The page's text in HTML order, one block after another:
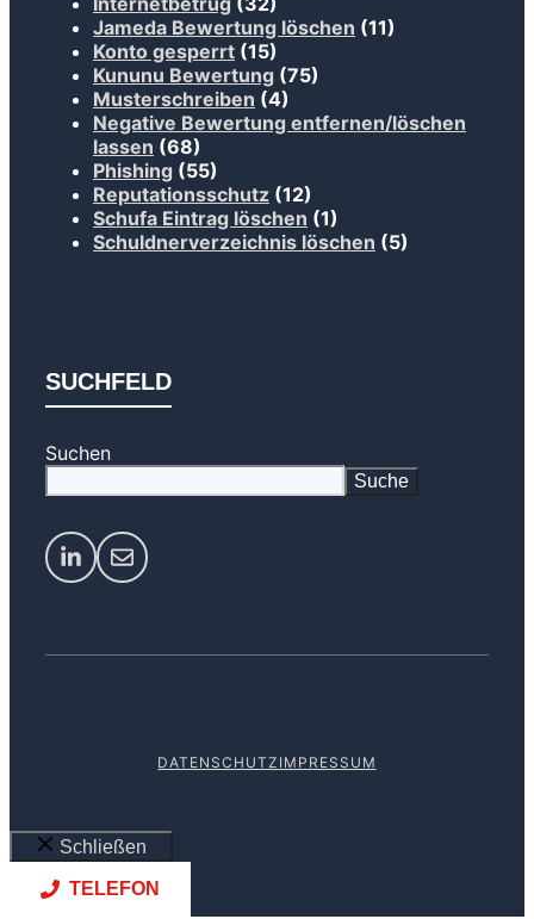
Jameda Bewertung löschen (11)
Konto gesperrt (15)
Kununu Bewertung (75)
Musterschreiben (4)
Negative Bewertung entfernen/löschen
lassen (68)
Phishing (55)
Reputationsschutz (12)
Schufa Eintrag löschen (1)
Schuldnerverzeichnis löschen (5)
SUCHFELD
Suchen
Suche
DATENSCHUTZ IMPRESSUM
Schließen
TELEFON